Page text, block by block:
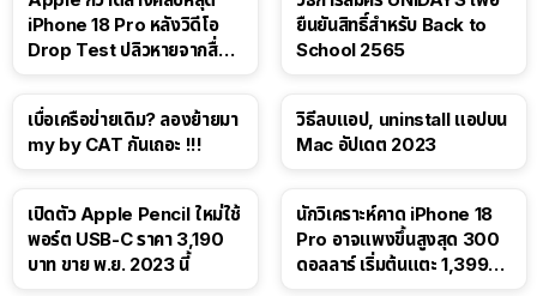
iPhone 18 Pro หลังวิดีโอ
Drop Test ปลิวหายจากสื่อ
ยืนยันสิทธิ์สำหรับ Back to
School 2565
เบื่อเครือข่ายเดิม? ลองย้ายมา
my by CAT กันเถอะ !!!
วิธีลบแอป, uninstall แอปบน
Mac อัปเดต 2023
เปิดตัว Apple Pencil ใหม่ใช้
พอร์ต USB-C ราคา 3,190
บาท ขาย พ.ย. 2023 นี้
นักวิเคราะห์คาด iPhone 18
Pro อาจแพงขึ้นสูงสุด 300
ดอลลาร์ เริ่มต้นแตะ 1,399